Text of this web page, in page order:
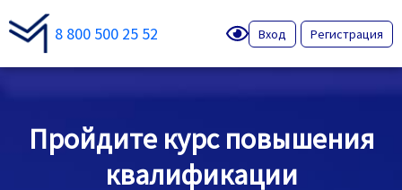
8 800 500 25 52 Вход Регистрация
Пройдите курс повышения
квалификации